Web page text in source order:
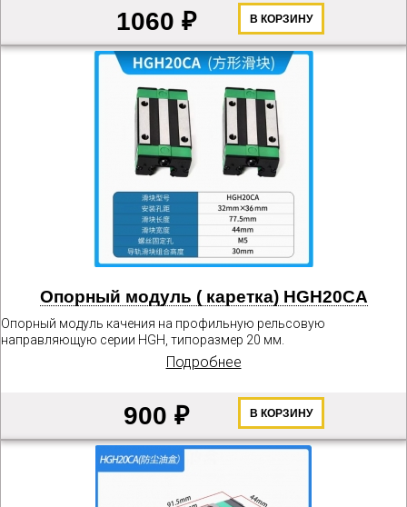
1060 ₽ В КОРЗИНУ
Опорный модуль ( каретка) HGH20CA
Опорный модуль качения на профильную рельсовую
направляющую серии HGH, типоразмер 20 мм.
Подробнее
900 ₽ В КОРЗИНУ